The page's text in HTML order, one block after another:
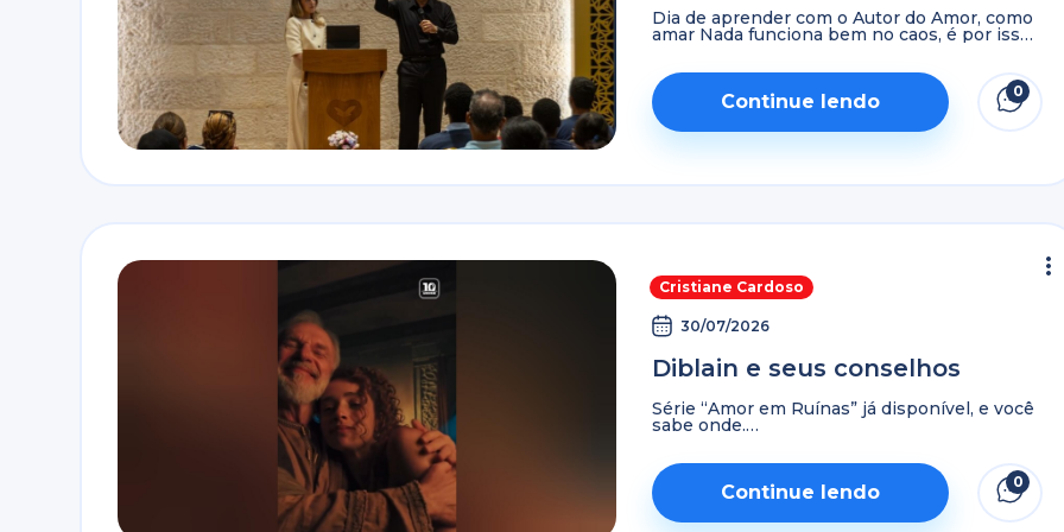
Dia de aprender com o Autor do Amor, como
amar Nada funciona bem no caos, é por isso
Continue lendo 0
Cristiane Cardoso
30/07/2026
Diblain e seus conselhos
Série “Amor em Ruínas” já disponível, e você
sabe onde.
deseja ver mais histórias bíblicas sendo
feitas, não incentive a ...
Continue lendo 0